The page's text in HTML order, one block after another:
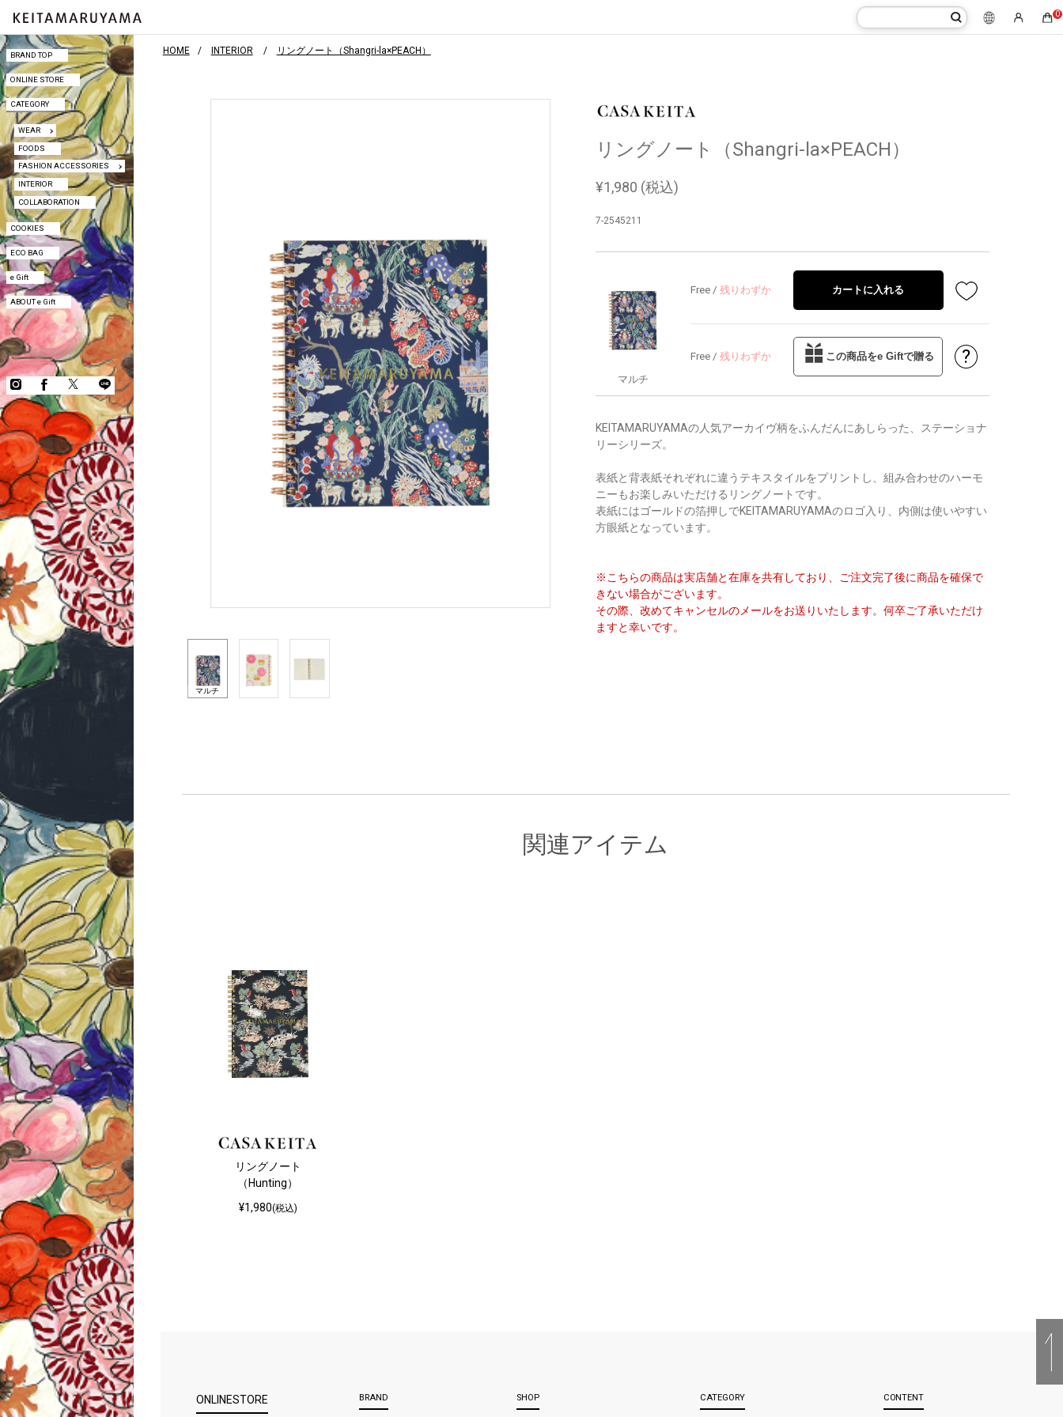
0
BRAND TOP
ONLINE STORE
CATEGORY
WEAR
FOODS
FASHION ACCESSORIES
INTERIOR
COLLABORATION
COOKIES
ECO BAG
e Gift
ABOUT e Gift
COPYRIGHT © KEITA MARUYAMA.
ALL RIGHTS RESERVED.
BRAND TOP
ONLINE STORE
CATEGORY
WEAR
FOODS
FASHION ACCESSORIES
INTERIOR
COLLABORATION
COOKIES
ECO BAG
e Gift
ABOUT e Gift
HOME INTERIOR リングノート（Shangri-la×PEACH）
マルチ
リングノート（Shangri-la×PEACH）
¥1,980 (税込)
7-2545211
マルチ
Free/ 残りわずか カートに入れる
Free/ 残りわずか この商品をe Giftで贈る ?
KEITAMARUYAMAの人気アーカイヴ柄をふんだんにあしらった、ステーショナ
リーシリーズ。
表紙と背表紙それぞれに違うテキスタイルをプリントし、組み合わせのハーモ
ニーもお楽しみいただけるリングノートです。
表紙にはゴールドの箔押しでKEITAMARUYAMAのロゴ入り、内側は使いやすい
方眼紙となっています。
※こちらの商品は実店舗と在庫を共有しており、ご注文完了後に商品を確保で
きない場合がございます。
その際、改めてキャンセルのメールをお送りいたします。何卒ご了承いただけ
ますと幸いです。
関連アイテム
リングノート
（Hunting）
¥1,980(税込)
ONLINESTORE BRAND SHOP CATEGORY CONTENT